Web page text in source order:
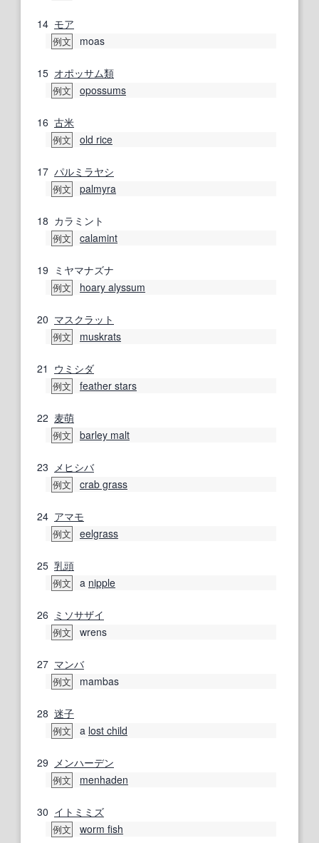
14 モア
例文 moas
15 オポッサム類
例文 opossums
16 古米
例文 old rice
17 パルミラヤシ
例文 palmyra
18 カラミント
例文 calamint
19 ミヤマナズナ
例文 hoary alyssum
20 マスクラット
例文 muskrats
21 ウミシダ
例文 feather stars
22 麦萌
例文 barley malt
23 メヒシバ
例文 crab grass
24 アマモ
例文 eelgrass
25 乳頭
例文 a nipple
26 ミソサザイ
例文 wrens
27 マンバ
例文 mambas
28 迷子
例文 a lost child
29 メンハーデン
例文 menhaden
30 イトミミズ
例文 worm fish